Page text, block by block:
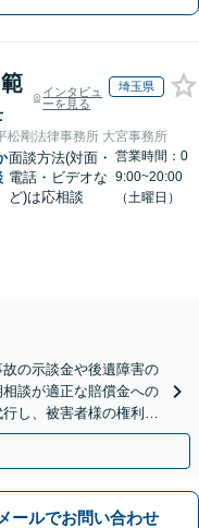
インタビュ
ーを見る
埼玉県
松剛法律事務所 大宮事務所
面談方法(対面・
電話・ビデオな
ど)は応相談
営業時間：0
9:00~20:00
（土曜日）
故の示談金や後遺障害の
談が適正な賠償金への
し、被害者様の権利を
メールでお問い合わせ